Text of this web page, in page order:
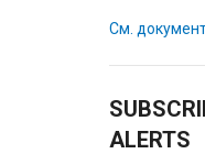
См.
ALERTS